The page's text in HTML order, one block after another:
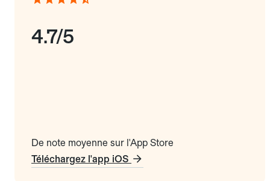
4.7/5
De note moyenne sur l'App Store
Téléchargez l'app iOS